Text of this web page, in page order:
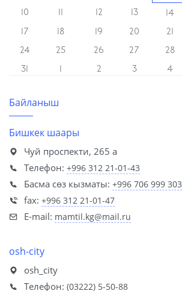
10
12 13 14
17
18 19 20 21
24
25 26 27 28
31
2 3 4
Байланыш
Бишкек шаары
Чуй проспекти, 265 а
Телефон: +996 312 21-01-43
Басма сөз кызматы: +996 706 999 303
fax: +996 312 21-01-47
E-mail: mamtil.kg@mail.ru
osh-city
osh_city
Телефон: (03222) 5-50-88